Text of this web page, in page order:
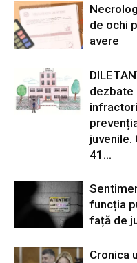
de ochi
avere
dezbate
juvenile.
41...
funcția
față de
Cronica